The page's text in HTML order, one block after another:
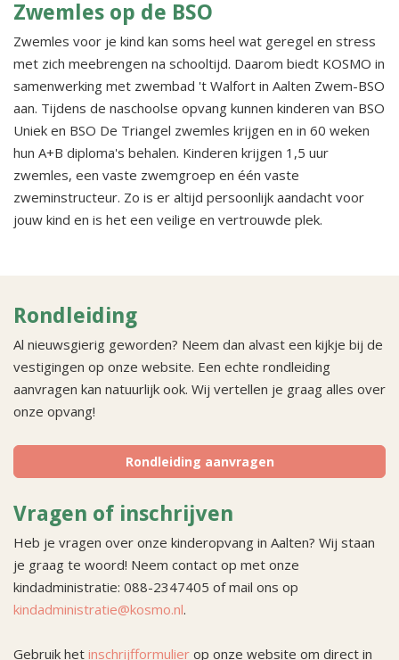
Zwemles op de BSO
Zwemles voor je kind kan soms heel wat geregel en stress
met zich meebrengen na schooltijd. Daarom biedt KOSMO in
samenwerking met zwembad 't Walfort in Aalten Zwem-BSO
aan. Tijdens de naschoolse opvang kunnen kinderen van BSO
Uniek en BSO De Triangel zwemles krijgen en in 60 weken
hun A+B diploma's behalen. Kinderen krijgen 1,5 uur
zwemles, een vaste zwemgroep en één vaste
zweminstructeur. Zo is er altijd persoonlijk aandacht voor
jouw kind en is het een veilige en vertrouwde plek.
Rondleiding
Al nieuwsgierig geworden? Neem dan alvast een kijkje bij de
vestigingen op onze website. Een echte rondleiding
aanvragen kan natuurlijk ook. Wij vertellen je graag alles over
onze opvang!
Rondleiding aanvragen
Vragen of inschrijven
Heb je vragen over onze kinderopvang in Aalten? Wij staan
je graag te woord! Neem contact op met onze
kindadministratie: 088-2347405 of mail ons op
kindadministratie@kosmo.nl.
Gebruik het inschrijfformulier op onze website om direct in